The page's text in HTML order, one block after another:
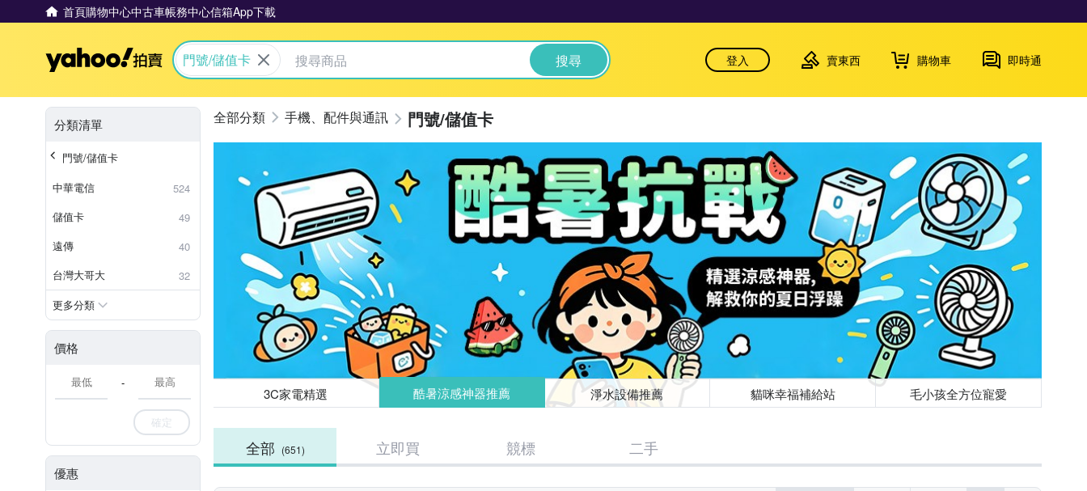
首頁購物中心中古車帳務中心信箱App下載
Yahoo拍賣
門號/儲值卡 搜尋 登入 賣東西 購物車 即時通
分類清單
門號/儲值卡
中華電信
524
儲值卡
49
遠傳
40
台灣大哥大
32
更多分類
價格
-
確定
優惠
手機、配件與通訊 門號/儲值卡
3C家電精選 酷暑涼感神器推薦 淨水設備推薦 貓咪幸福補給站 毛小孩全方位寵愛
全部 (651) 立即買 競標 二手